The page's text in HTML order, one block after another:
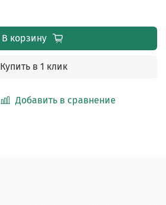
Добавить в сравнение
В корзину
Купить в 1 клик